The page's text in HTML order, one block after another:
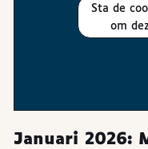
Sta de cookies toe die nodig zijn
om
Januari 2026: